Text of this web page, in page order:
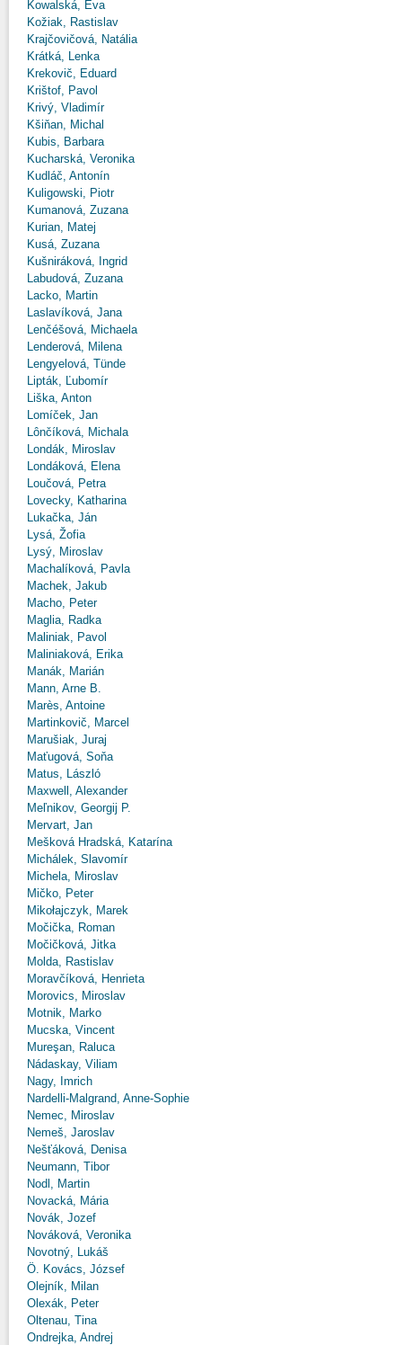
Kowalská, Eva
Kožiak, Rastislav
Krajčovičová, Natália
Krátká, Lenka
Krekovič, Eduard
Krištof, Pavol
Krivý, Vladimír
Kšiňan, Michal
Kubis, Barbara
Kucharská, Veronika
Kudláč, Antonín
Kuligowski, Piotr
Kumanová, Zuzana
Kurian, Matej
Kusá, Zuzana
Kušniráková, Ingrid
Labudová, Zuzana
Lacko, Martin
Laslavíková, Jana
Lenčéšová, Michaela
Lenderová, Milena
Lengyelová, Tünde
Lipták, Ľubomír
Liška, Anton
Lomíček, Jan
Lônčíková, Michala
Londák, Miroslav
Londáková, Elena
Loučová, Petra
Lovecky, Katharina
Lukačka, Ján
Lysá, Žofia
Lysý, Miroslav
Machalíková, Pavla
Machek, Jakub
Macho, Peter
Maglia, Radka
Maliniak, Pavol
Maliniaková, Erika
Manák, Marián
Mann, Arne B.
Marès, Antoine
Martinkovič, Marcel
Marušiak, Juraj
Maťugová, Soňa
Matus, László
Maxwell, Alexander
Meľnikov, Georgij P.
Mervart, Jan
Mešková Hradská, Katarína
Michálek, Slavomír
Michela, Miroslav
Mičko, Peter
Mikołajczyk, Marek
Močička, Roman
Močičková, Jitka
Molda, Rastislav
Moravčíková, Henrieta
Morovics, Miroslav
Motnik, Marko
Mucska, Vincent
Mureşan, Raluca
Nádaskay, Viliam
Nagy, Imrich
Nardelli-Malgrand, Anne-Sophie
Nemec, Miroslav
Nemeš, Jaroslav
Nešťáková, Denisa
Neumann, Tibor
Nodl, Martin
Novacká, Mária
Novák, Jozef
Nováková, Veronika
Novotný, Lukáš
Ö. Kovács, József
Olejník, Milan
Olexák, Peter
Oltenau, Tina
Ondrejka, Andrej